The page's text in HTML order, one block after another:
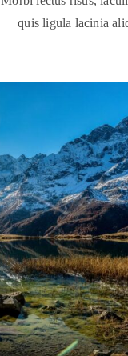
quis ligula lacinia